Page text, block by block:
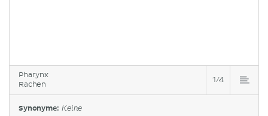
Pharynx
Rachen
1/4
Synonyme: Keine